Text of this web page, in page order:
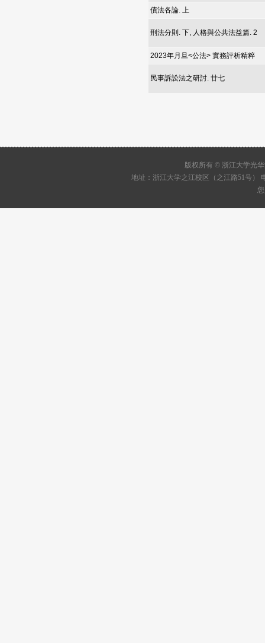
債法各論. 上
刑法分則. 下, 人格與公共法益篇. 2
2023年月旦<公法> 實務評析精粹
民事訴訟法之研討. 廿七
版权所有 © 浙江大学光
地址：浙江大学之江校区（之江路51号）